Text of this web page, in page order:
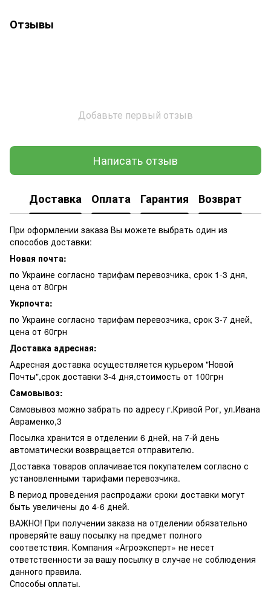
Отзывы
Добавьте первый отзыв
Написать отзыв
Доставка Оплата Гарантия Возврат
При оформлении заказа Вы можете выбрать один из
способов доставки:
Новая почта:
по Украине согласно тарифам перевозчика, срок 1-3 дня,
цена от 80грн
Укрпочта:
по Украине согласно тарифам перевозчика, срок 3-7 дней,
цена от 60грн
Доставка адресная:
Адресная доставка осуществляется курьером "Новой
Почты",срок доставки 3-4 дня,стоимость от 100грн
Самовывоз:
Самовывоз можно забрать по адресу г.Кривой Рог, ул.Ивана
Авраменко,3
Посылка хранится в отделении 6 дней, на 7-й день
автоматически возвращается отправителю.
Доставка товаров оплачивается покупателем согласно с
установленными тарифами перевозчика.
В период проведения распродажи сроки доставки могут
быть увеличены до 4-6 дней.
ВАЖНО! При получении заказа на отделении обязательно
проверяйте вашу посылку на предмет полного
соответствия. Компания «Агроэксперт» не несет
ответственности за вашу посылку в случае не соблюдения
данного правила.
Способы оплаты.